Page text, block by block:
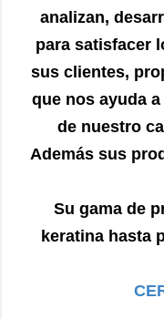
analizan,
para satisfacer
sus clientes,
que nos ayuda
de nuestro
Además sus
Su gama de
keratina hasta